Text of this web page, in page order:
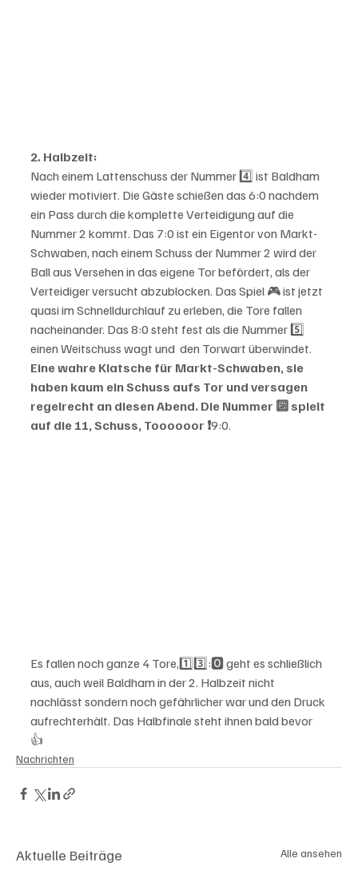
2. Halbzeit:
Nach einem Lattenschuss der Nummer 4️⃣ ist Baldham
wieder motiviert. Die Gäste schießen das 6:0 nachdem
ein Pass durch die komplette Verteidigung auf die
Nummer 2 kommt. Das 7:0 ist ein Eigentor von Markt-
Schwaben, nach einem Schuss der Nummer 2 wird der
Ball aus Versehen in das eigene Tor befördert, als der
Verteidiger versucht abzublocken. Das Spiel 🎮 ist jetzt
quasi im Schnelldurchlauf zu erleben, die Tore fallen
nacheinander. Das 8:0 steht fest als die Nummer 5️⃣
einen Weitschuss wagt und  den Torwart überwindet.
Eine wahre Klatsche für Markt-Schwaben, sie
haben kaum ein Schuss aufs Tor und versagen
regelrecht an diesen Abend. Die Nummer 🔟 spielt
auf die 11, Schuss, Toooooor ❗️9:0.
Es fallen noch ganze 4 Tore,1️⃣3️⃣:🅾️ geht es schließlich
aus, auch weil Baldham in der 2. Halbzeit nicht
nachlässt sondern noch gefährlicher war und den Druck
aufrechterhält. Das Halbfinale steht ihnen bald bevor
👍
Nachrichten
Aktuelle Beiträge Alle ansehen